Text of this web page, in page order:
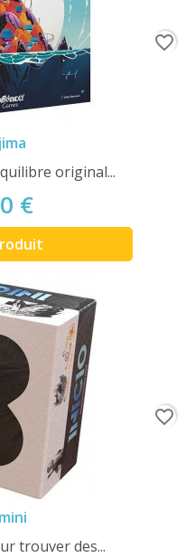
original...
€
favorite_border
trouver des...
favorite_border